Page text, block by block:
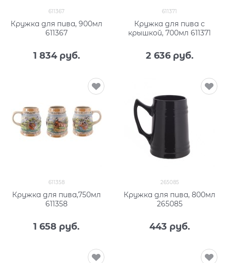
611367
Кружка для пива, 900мл
611367
1 834 руб.
611371
Кружка для пива с
крышкой, 700мл 611371
2 636 руб.
611358
Кружка для пива,750мл
611358
1 658 руб.
265085
Кружка для пива, 800мл
265085
443 руб.